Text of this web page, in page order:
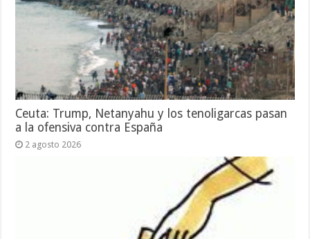
Ceuta: Trump, Netanyahu y los tenoligarcas pasan
a la ofensiva contra España
2 agosto 2026